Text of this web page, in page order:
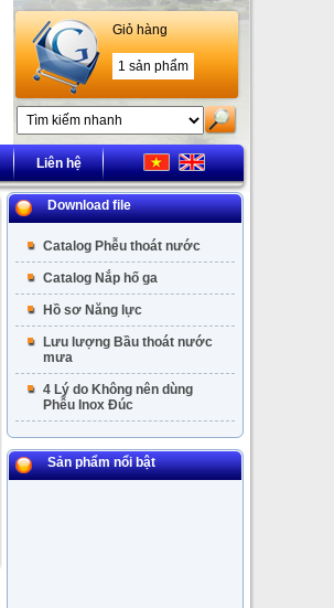
Giỏ hàng
1 sản phẩm
Liên hệ
Download file
Catalog Phễu thoát nước
Catalog Nắp hố ga
Hồ sơ Năng lực
Lưu lượng Bầu thoát nước
mưa
4 Lý do Không nên dùng
Phễu Inox Đúc
Sản phẩm nổi bật